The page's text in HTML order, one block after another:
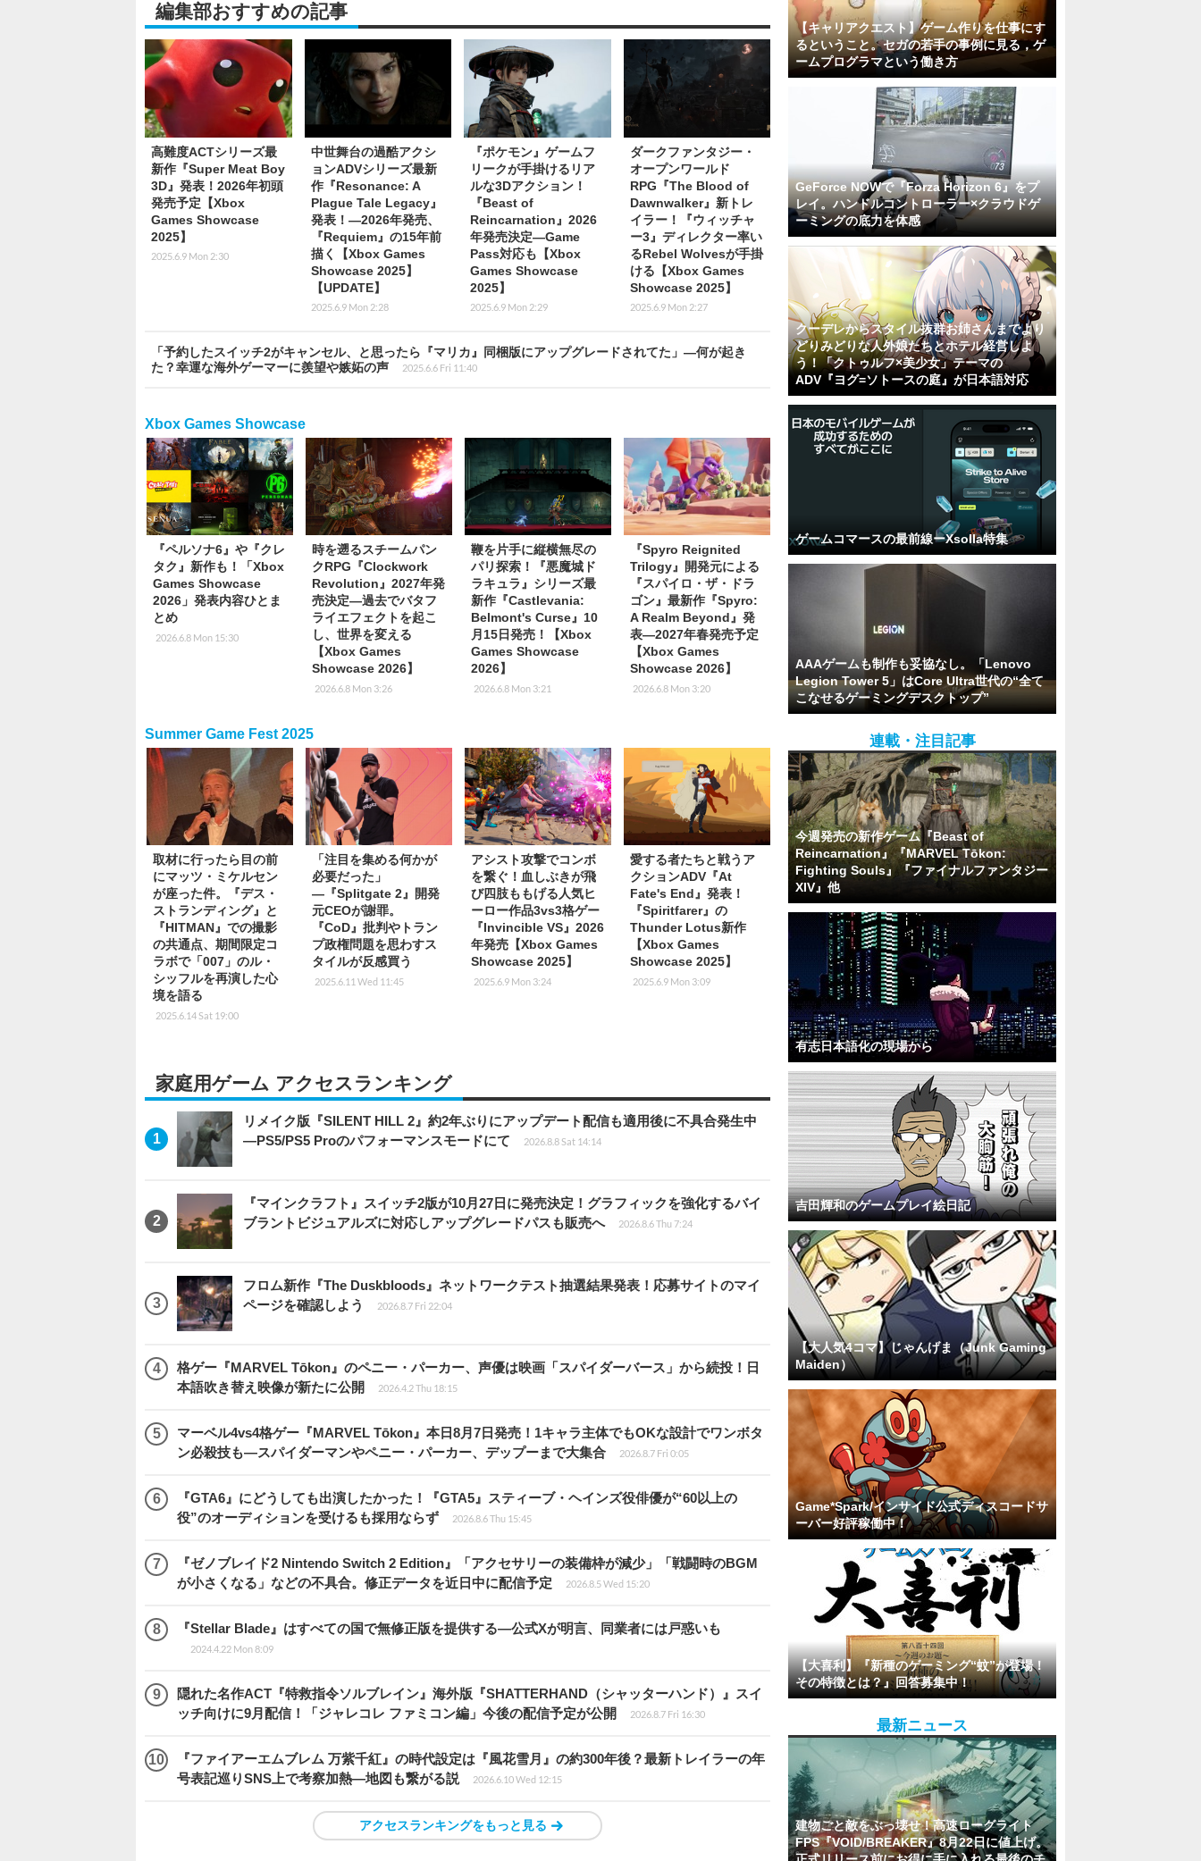
編集部おすすめの記事
高難度ACTシリーズ最
新作『Super Meat Boy
3D』発表！2026年初頭
発売予定【Xbox
Games Showcase
2025】
2025.6.9 Mon 2:30
中世舞台の過酷アクシ
ョンADVシリーズ最新
作『Resonance: A
Plague Tale Legacy』
発表！―2026年発売、
『Requiem』の15年前
描く【Xbox Games
Showcase 2025】
【UPDATE】
2025.6.9 Mon 2:28
『ポケモン』ゲームフ
リークが手掛けるリア
ルな3Dアクション！
『Beast of
Reincarnation』2026
年発売決定―Game
Pass対応も【Xbox
Games Showcase
2025】
2025.6.9 Mon 2:29
ダークファンタジー・
オープンワールド
RPG『The Blood of
Dawnwalker』新トレ
イラー！『ウィッチャ
ー3』ディレクター率い
るRebel Wolvesが手掛
ける【Xbox Games
Showcase 2025】
2025.6.9 Mon 2:27
「予約したスイッチ2がキャンセル、と思ったら『マリカ』同梱版にアップグレードされてた」―何が起き
た？幸運な海外ゲーマーに羨望や嫉妬の声
2025.6.6 Fri 11:40
Xbox Games Showcase
『ペルソナ6』や『クレ
タク』新作も！「Xbox
Games Showcase
2026」発表内容ひとま
とめ
2026.6.8 Mon 15:30
時を遡るスチームパン
クRPG『Clockwork
Revolution』2027年発
売決定―過去でバタフ
ライエフェクトを起こ
し、世界を変える
【Xbox Games
Showcase 2026】
2026.6.8 Mon 3:26
鞭を片手に縦横無尽の
パリ探索！『悪魔城ド
ラキュラ』シリーズ最
新作『Castlevania:
Belmont's Curse』10
月15日発売！【Xbox
Games Showcase
2026】
2026.6.8 Mon 3:21
『Spyro Reignited
Trilogy』開発元による
『スパイロ・ザ・ドラ
ゴン』最新作『Spyro:
A Realm Beyond』発
表―2027年春発売予定
【Xbox Games
Showcase 2026】
2026.6.8 Mon 3:20
Summer Game Fest 2025
取材に行ったら目の前
にマッツ・ミケルセン
が座った件。『デス・
ストランディング』と
『HITMAN』での撮影
の共通点、期間限定コ
ラボで「007」のル・
シッフルを再演した心
境を語る
2025.6.14 Sat 19:00
「注目を集める何かが
必要だった」
―『Splitgate 2』開発
元CEOが謝罪。
『CoD』批判やトラン
プ政権問題を思わすス
タイルが反感買う
2025.6.11 Wed 11:45
アシスト攻撃でコンボ
を繋ぐ！血しぶきが飛
び四肢ももげる人気ヒ
ーロー作品3vs3格ゲー
『Invincible VS』2026
年発売【Xbox Games
Showcase 2025】
2025.6.9 Mon 3:24
愛する者たちと戦うア
クションADV『At
Fate's End』発表！
『Spiritfarer』の
Thunder Lotus新作
【Xbox Games
Showcase 2025】
2025.6.9 Mon 3:09
家庭用ゲーム アクセスランキング
リメイク版『SILENT HILL 2』約2年ぶりにアップデート配信も適用後に不具合発生中
―PS5/PS5 Proのパフォーマンスモードにて
2026.8.8 Sat 14:14
『マインクラフト』スイッチ2版が10月27日に発売決定！グラフィックを強化するバイ
ブラントビジュアルズに対応しアップグレードパスも販売へ
2026.8.6 Thu 7:24
フロム新作『The Duskbloods』ネットワークテスト抽選結果発表！応募サイトのマイ
ページを確認しよう
2026.8.7 Fri 22:04
格ゲー『MARVEL Tōkon』のペニー・パーカー、声優は映画「スパイダーバース」から続投！日
本語吹き替え映像が新たに公開
2026.4.2 Thu 18:15
マーベル4vs4格ゲー『MARVEL Tōkon』本日8月7日発売！1キャラ主体でもOKな設計でワンボタ
ン必殺技も―スパイダーマンやペニー・パーカー、デップーまで大集合
2026.8.7 Fri 0:05
『GTA6』にどうしても出演したかった！『GTA5』スティーブ・ヘインズ役俳優が“60以上の
役”のオーディションを受けるも採用ならず
2026.8.6 Thu 15:45
『ゼノブレイド2 Nintendo Switch 2 Edition』「アクセサリーの装備枠が減少」「戦闘時のBGM
が小さくなる」などの不具合。修正データを近日中に配信予定
2026.8.5 Wed 15:20
『Stellar Blade』はすべての国で無修正版を提供する―公式Xが明言、同業者には戸惑いも
2024.4.22 Mon 8:09
隠れた名作ACT『特救指令ソルブレイン』海外版『SHATTERHAND（シャッターハンド）』スイ
ッチ向けに9月配信！「ジャレコレ ファミコン編」今後の配信予定が公開
2026.8.7 Fri 16:30
『ファイアーエムブレム 万紫千紅』の時代設定は『風花雪月』の約300年後？最新トレイラーの年
号表記巡りSNS上で考察加熱―地図も繋がる説
2026.6.10 Wed 12:15
アクセスランキングをもっと見る
【キャリアクエスト】ゲーム作りを仕事にす
るということ。セガの若手の事例に見る，ゲ
ームプログラマという働き方
GeForce NOWで『Forza Horizon 6』をプ
レイ。ハンドルコントローラー×クラウドゲ
ーミングの底力を体感
クーデレからスタイル抜群お姉さんまでより
どりみどりな人外娘たちとホテル経営しよ
う！「クトゥルフ×美少女」テーマの
ADV『ヨグ=ソトースの庭』が日本語対応
ゲームコマースの最前線ーXsolla特集
AAAゲームも制作も妥協なし。「Lenovo
Legion Tower 5」はCore Ultra世代の“全て
こなせるゲーミングデスクトップ”
連載・注目記事
今週発売の新作ゲーム『Beast of
Reincarnation』『MARVEL Tōkon:
Fighting Souls』『ファイナルファンタジー
XIV』他
有志日本語化の現場から
吉田輝和のゲームプレイ絵日記
【大人気4コマ】じゃんげま（Junk Gaming
Maiden）
Game*Spark/インサイド公式ディスコードサ
ーバー好評稼働中！
【大喜利】『新種のゲーミング“蚊”が登場！
その特徴とは？』回答募集中！
最新ニュース
建物ごと敵をぶっ壊せ！高速ローグライト
FPS『VOID/BREAKER』8月22日に値上げ。